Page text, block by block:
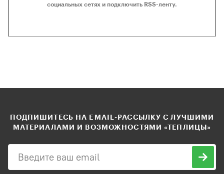
социальных сетях и подключить RSS-ленту.
ПОДПИШИТЕСЬ НА EMAIL-РАССЫЛКУ С ЛУЧШИМИ
МАТЕРИАЛАМИ И ВОЗМОЖНОСТЯМИ «ТЕПЛИЦЫ»